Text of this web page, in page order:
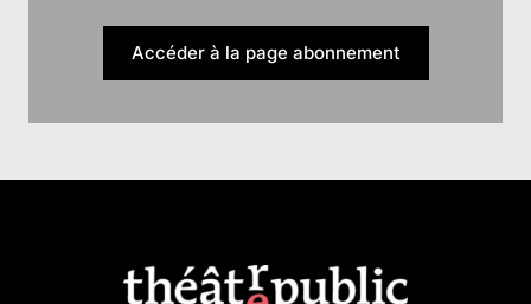
Accéder à la page abonnement